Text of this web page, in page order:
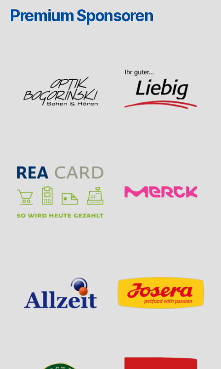
Premium Sponsoren